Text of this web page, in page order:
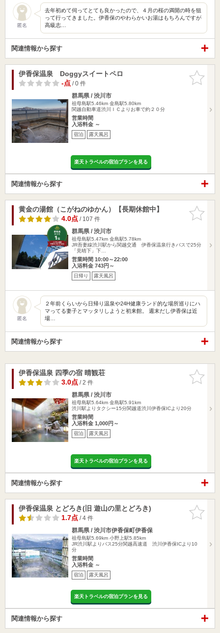
匿名
去年初めて伺ってとても良かったので、４月の桜の満開の時を狙
って行ってきました。伊香保のやわらかいお湯はもちろんですが
高級志…
関連情報から探す
お気に入
りに追加
伊香保温泉 Doggyスイートペロ
-点/ 0 件
群馬県 / 渋川市
祖母島駅5.46km 金島駅5.80km
関越自動車道渋川ＩＣよりお車で約２０分
営業時間
入浴料金 ～
宿泊 露天風呂
楽天トラベルの宿泊プランを見る
関連情報から探す
お気に入
りに追加
黄金の湯館（こがねのゆかん）【長期休館中】
4.0点/ 107 件
群馬県 / 渋川市
祖母島駅5.47km 金島駅5.78km
JR吾妻線渋川駅から関越交通 伊香保温泉行きバスで25分
「見晴下」下…
営業時間 10:00～22:00
入浴料金 743円～
日帰り 露天風呂
匿名
２年前くらいから日帰り温泉や24H健康ランド的な場所巡りにハ
マってる妻子とマッタリしようと初来館。 週末だし伊香保は近
場…
関連情報から探す
お気に入
りに追加
伊香保温泉 四季の宿 晴観荘
3.0点/ 2 件
群馬県 / 渋川市
祖母島駅5.64km 金島駅5.91km
渋川駅よりタクシー15分関越道渋川伊香保ICより20分
営業時間
入浴料金 1,000円～
宿泊 露天風呂
楽天トラベルの宿泊プランを見る
関連情報から探す
お気に入
りに追加
伊香保温泉 とどろき(旧 遊山の里とどろき)
1.7点/ 4 件
群馬県 / 渋川市伊香保町伊香保
祖母島駅5.69km 小野上駅5.85km
JR渋川駅よりバス25分関越高速道 渋川伊香保ICより10
分
営業時間
入浴料金 ～
宿泊 露天風呂
楽天トラベルの宿泊プランを見る
関連情報から探す